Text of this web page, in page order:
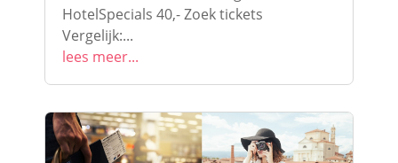
HotelSpecials 40,- Zoek tickets
Vergelijk:...
lees meer...